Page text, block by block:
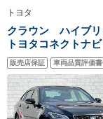
トヨタ
クラウン ハイブ
トヨタコネクト
Miracast ハーフ
ト 純正ドラレコ
スマートキー2本
販売店保証 車両品質評価